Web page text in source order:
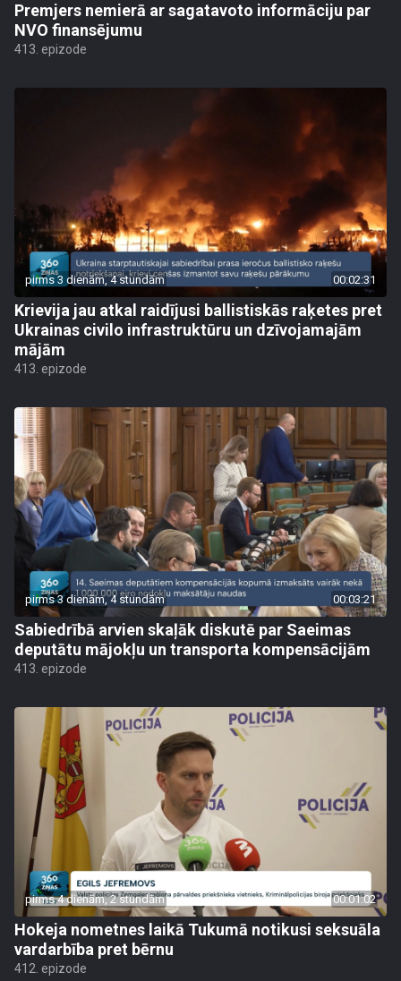
Premjers nemierā ar sagatavoto informāciju par
NVO finansējumu
413. epizode
pirms 3 dienām, 4 stundām 00:02:31
Krievija jau atkal raidījusi ballistiskās raķetes pret
Ukrainas civilo infrastruktūru un dzīvojamajām
mājām
413. epizode
pirms 3 dienām, 4 stundām 00:03:21
Sabiedrībā arvien skaļāk diskutē par Saeimas
deputātu mājokļu un transporta kompensācijām
413. epizode
pirms 4 dienām, 2 stundām 00:01:02
Hokeja nometnes laikā Tukumā notikusi seksuāla
vardarbība pret bērnu
412. epizode